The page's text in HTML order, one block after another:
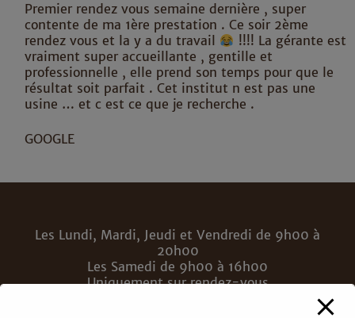
Premier rendez vous semaine dernière , super
contente de ma 1ère prestation . Ce soir 2ème
rendez vous et la y a du travail
!!!! La gérante est
vraiment super accueillante , gentille et
professionnelle , elle prend son temps pour que le
résultat soit parfait . Cet institut n est pas une
usine … et c est ce que je recherche .
GOOGLE
Les Lundi, Mardi, Jeudi et Vendredi de 9h00 à
20h00
Les Samedi de 9h00 à 16h00
Uniquement sur rendez-vous